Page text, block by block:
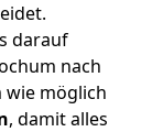
darauf
nach
wie möglich
, damit alles